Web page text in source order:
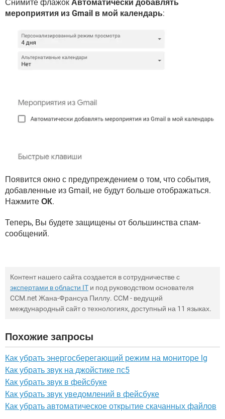
Снимите флажок Автоматически добавлять
мероприятия из Gmail в мой календарь:
Появится окно с предупреждением о том, что события,
добавленные из Gmail, не будут больше отображаться.
Нажмите ОК.
Теперь, Вы будете защищены от большинства спам-
сообщений.
Контент нашего сайта создается в сотрудничестве с
экспертами в области IT и под руководством основателя
CCM.net Жана-Франсуа Пиллу. CCM - ведущий
международный сайт о технологиях, доступный на 11 языках.
Похожие запросы
Как убрать энергосберегающий режим на мониторе lg
Как убрать звук на джойстике пс5
Как убрать звук в фейсбуке
Как убрать звук уведомлений в фейсбуке
Как убрать автоматическое открытие скачанных файлов